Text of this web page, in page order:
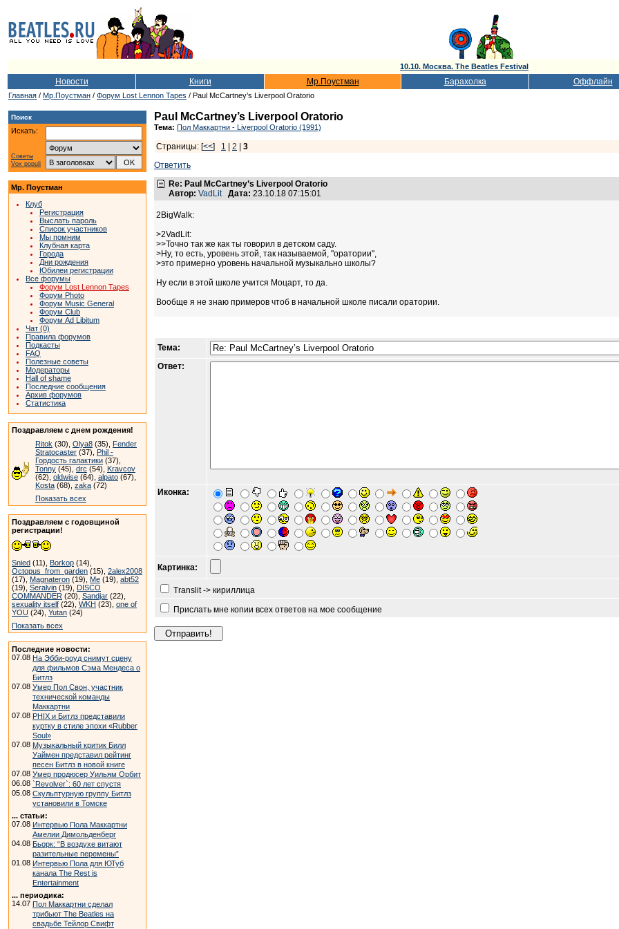
10.10. Москва. The Beatles Festival
Новости Книги Мр.Поустман Барахолка Оффлайн
Главная / Мр.Поустман / Форум Lost Lennon Tapes / Paul McCartney’s Liverpool Oratorio
Поиск
Искать:
Советы
Vox populi
Мр. Поустман
Клуб
Регистрация
Выслать пароль
Список участников
Мы помним
Клубная карта
Города
Дни рождения
Юбилеи регистрации
Все форумы
Форум Lost Lennon Tapes
Форум Photo
Форум Music General
Форум Club
Форум Ad Libitum
Чат (0)
Правила форумов
Подкасты
FAQ
Полезные советы
Модераторы
Hall of shame
Последние сообщения
Архив форумов
Статистика
Поздравляем с днем рождения!
Ritok (30), Olya8 (35), Fender
Stratocaster (37), Phil -
Гордость галактики (37),
Tonny (45), drc (54), Kravcov
(62), oldwise (64), alpato (67),
Kosta (68), zaka (72)
Показать всех
Поздравляем с годовщиной
регистрации!
Snied (11), Borkop (14),
Octopus_from_garden (15), 2alex2008
(17), Magnateron (19), Me (19), abt52
(19), Seralvin (19), DISCO
COMMANDER (20), Sandjar (22),
sexuality itself (22), WKH (23), one of
YOU (24), Yutan (24)
Показать всех
Последние новости:
07.08 На Эбби-роуд снимут сцену
для фильмов Сэма Мендеса о
Битлз
07.08 Умер Пол Свон, участник
технической команды
Маккартни
07.08 PHIX и Битлз представили
куртку в стиле эпохи «Rubber
Soul»
07.08 Музыкальный критик Билл
Уаймен представил рейтинг
песен Битлз в новой книге
07.08 Умер продюсер Уильям Орбит
06.08 `Revolver`: 60 лет спустя
05.08 Скульптурную группу Битлз
установили в Томске
... статьи:
07.08 Интервью Пола Маккартни
Амелии Димольденберг
04.08 Бьорк: “В воздухе витают
разительные перемены”
01.08 Интервью Пола для ЮТуб
канала The Rest is
Entertainment
... периодика:
14.07 Пол Маккартни сделал
трибьют The Beatles на
свадьбе Тейлор Свифт
Paul McCartney’s Liverpool Oratorio
Тема: Пол Маккартни - Liverpool Oratorio (1991)
Страницы: [<<] 1 2
3
Ответить
Re: Paul McCartney’s Liverpool Oratorio
Автор: VadLit Дата: 23.10.18 07:15:01
2BigWalk:
>2VadLit:
>>Точно так же как ты говорил в детском саду.
>Ну, то есть, уровень этой, так называемой, "оратории",
>это примерно уровень начальной музыкально школы?
Ну если в этой школе учится Моцарт, то да.
Вообще я не знаю примеров чтоб в начальной школе писали оратории.
Тема:
Ответ:
Иконка:
Картинка:
Translit -> кириллица
Прислать мне копии всех ответов на мое сообщение